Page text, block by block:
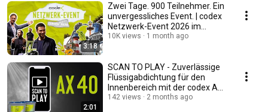
3:18
Zwei Tage. 900 Teilnehmer. Ein
unvergessliches Event. | codex
Netzwerk-Event 2026 im
Europapark Rust
10K views 1 month ago
2:01
SCAN TO PLAY - Zuverlässige
Flüssigabdichtung für den
Innenbereich mit der codex AX
40
142 views 2 months ago